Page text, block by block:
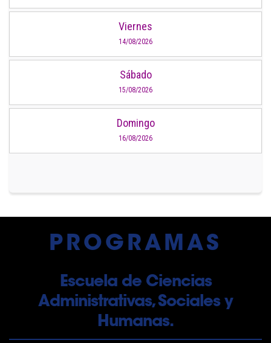
Viernes
14/08/2026
Sábado
15/08/2026
Domingo
16/08/2026
PROGRAMAS
Escuela de Ciencias
Administrativas, Sociales y
Humanas.